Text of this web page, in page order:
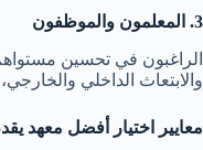
3. المعلمون والموظفون
الراغبون في تحسين
والابتعاث الداخلي
معايير اختيار أفضل معهد